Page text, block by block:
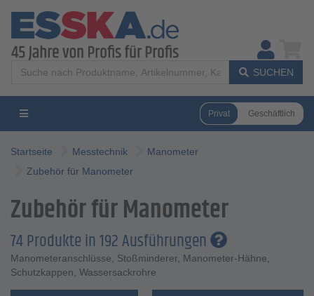
SUCHEN
Privat Geschäftlich
Startseite Messtechnik
Manometer
Zubehör für Manometer
Zubehör für Manometer
74 Produkte in 192 Ausführungen
Manometeranschlüsse, Stoßminderer, Manometer-Hähne,
Schutzkappen, Wassersackrohre